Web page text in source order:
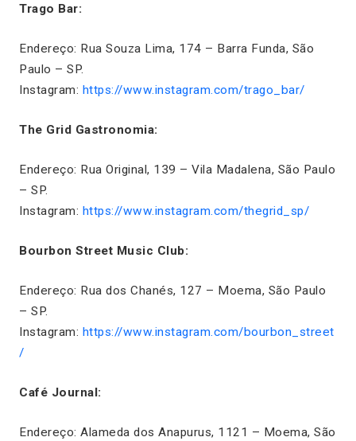
Trago Bar:
Endereço: Rua Souza Lima, 174 – Barra Funda, São
Paulo – SP.
Instagram: https://www.instagram.com/trago_bar/
The Grid Gastronomia:
Endereço: Rua Original, 139 – Vila Madalena, São Paulo
– SP.
Instagram: https://www.instagram.com/thegrid_sp/
Bourbon Street Music Club:
Endereço: Rua dos Chanés, 127 – Moema, São Paulo
– SP.
Instagram: https://www.instagram.com/bourbon_street
/
Café Journal:
Endereço: Alameda dos Anapurus, 1121 – Moema, São